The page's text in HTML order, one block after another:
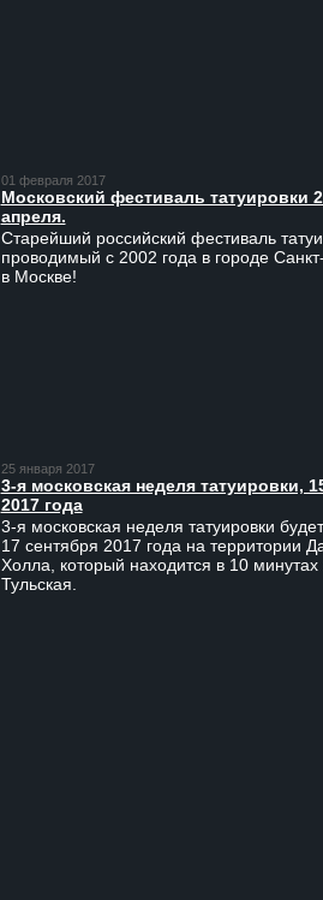
01 февраля 2017
Московский фестиваль татуировки
апреля.
Старейший российский фестиваль
проводимый с 2002 года в городе
в Москве!
25 января 2017
3-я московская неделя татуировки,
2017 года
3-я московская неделя татуировки
17 сентября 2017 года на территории
Холла, который находится в 10
Тульская.